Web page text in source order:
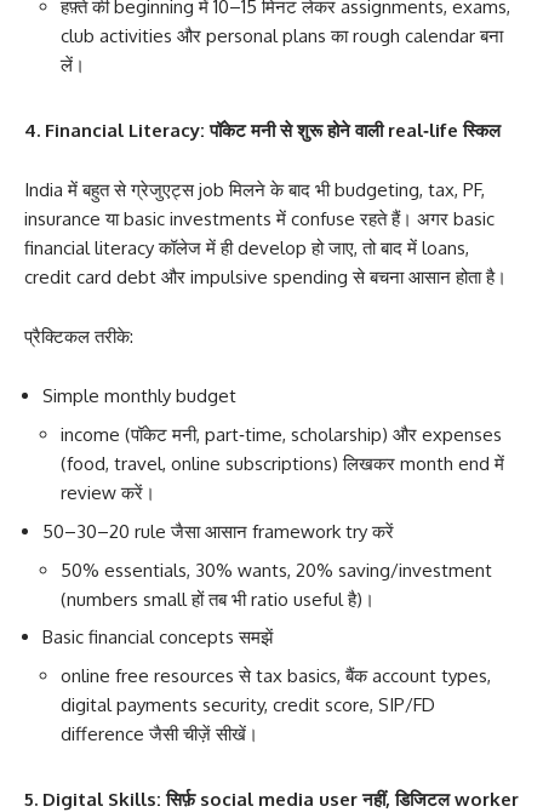
हफ़्ते की beginning में 10–15 मिनट लेकर assignments, exams,
club activities और personal plans का rough calendar बना
लें।
4. Financial Literacy: पॉकेट मनी से शुरू होने वाली real‑life स्किल
India में बहुत से ग्रेजुएट्स job मिलने के बाद भी budgeting, tax, PF,
insurance या basic investments में confuse रहते हैं। अगर basic
financial literacy कॉलेज में ही develop हो जाए, तो बाद में loans,
credit card debt और impulsive spending से बचना आसान होता है।
प्रैक्टिकल तरीके:
Simple monthly budget
income (पॉकेट मनी, part‑time, scholarship) और expenses
(food, travel, online subscriptions) लिखकर month end में
review करें।
50–30–20 rule जैसा आसान framework try करें
50% essentials, 30% wants, 20% saving/investment
(numbers small हों तब भी ratio useful है)।
Basic financial concepts समझें
online free resources से tax basics, बैंक account types,
digital payments security, credit score, SIP/FD
difference जैसी चीज़ें सीखें।
5. Digital Skills: सिर्फ़ social media user नहीं, डिजिटल worker